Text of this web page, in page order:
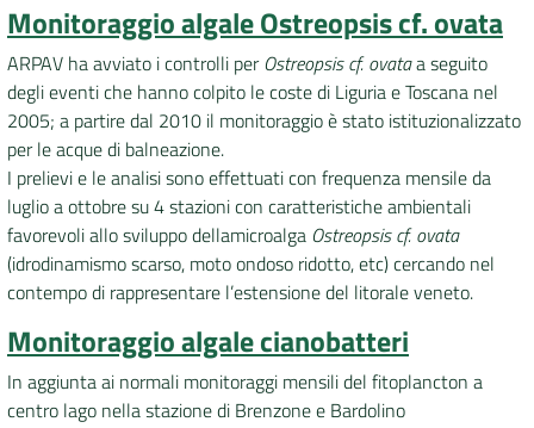
TERRITORIO
SERVIZI
DATI
AMBIENTALI
Seguici
Monitoraggio algale Ostreopsis cf. ovata
ARPAV ha avviato i controlli perOstreopsiscf.ovataa seguito
degli eventi che hanno colpito le coste di Liguria e Toscana nel
2005; a partire dal 2010 il monitoraggio è stato istituzionalizzato
per le acque di balneazione.
I prelievi e le analisi sono effettuati con frequenza mensile da
luglio a ottobre su 4 stazioni con caratteristiche ambientali
favorevoli allo sviluppo dellamicroalga Ostreopsis cf. ovata
(idrodinamismo scarso, moto ondoso ridotto, etc) cercando nel
contempo di rappresentare l’estensione del litorale veneto.
Monitoraggio algale cianobatteri
In aggiunta ai normali monitoraggi mensili del fitoplancton a
centro lago nella stazione di Brenzone e Bardolino